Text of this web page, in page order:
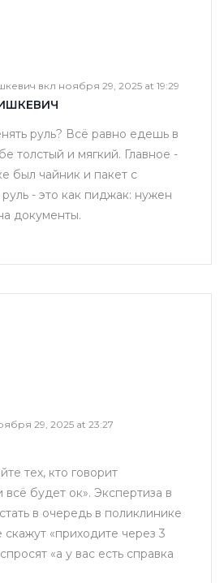
вкл ноября 29, 2025 at 19:29
руль? Всё равно едешь в
толстый и мягкий. Главное -
был чайник и пакет с
- это как пиджак: нужен
документы.
29, 2025 at 23:27
тех, кто говорит
всё будет ок». Экспертиза в
в очередь в поликлинике
«приходите через 3
«а у вас есть справка